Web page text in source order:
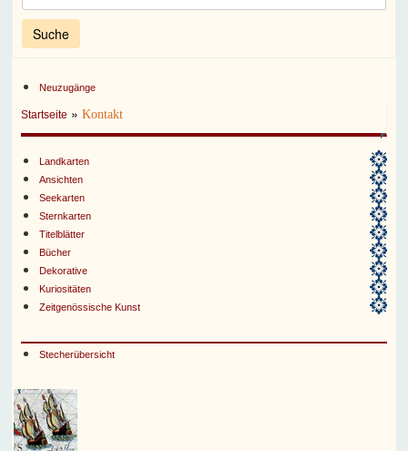
Neuzugänge
Startseite »Kontakt
Landkarten
Ansichten
Seekarten
Sternkarten
Titelblätter
Bücher
Dekorative
Kuriositäten
Zeitgenössische Kunst
Stecherübersicht